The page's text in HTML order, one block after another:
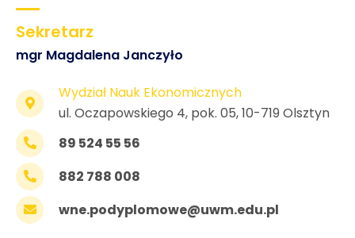
Sekretarz
mgr Magdalena Janczyło
Wydział Nauk Ekonomicznych
ul. Oczapowskiego 4, pok. 05, 10-719 Olsztyn
89 524 55 56
882 788 008
wne.podyplomowe@uwm.edu.pl